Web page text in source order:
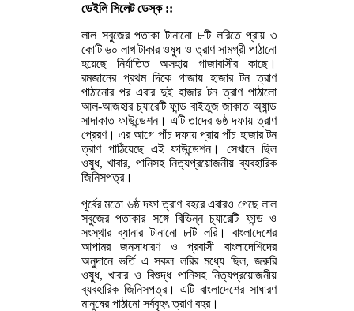
ডেইলি সিলেট ডেস্ক ::
লাল সবুজের পতাকা টানানো ৮টি লরিতে প্রায় ৩
কোটি ৬০ লাখ টাকার ওষুধ ও ত্রাণ সামগ্রী পাঠানো
হয়েছে নির্যাতিত অসহায় গাজাবাসীর কাছে।
রমজানের প্রথম দিকে গাজায় হাজার টন ত্রাণ
পাঠানোর পর এবার দুই হাজার টন ত্রাণ পাঠালো
আল-আজহার চ্যারেটি ফান্ড বাইতুজ জাকাত অ্যান্ড
সাদাকাত ফাউন্ডেশন। এটি তাদের ৬ষ্ঠ দফায় ত্রাণ
প্রেরণ। এর আগে পাঁচ দফায় প্রায় পাঁচ হাজার টন
ত্রাণ পাঠিয়েছে এই ফাউন্ডেশন। সেখানে ছিল
ওষুধ, খাবার, পানিসহ নিত্যপ্রয়োজনীয় ব্যবহারিক
জিনিসপত্র।
পূর্বের মতো ৬ষ্ঠ দফা ত্রাণ বহরে এবারও গেছে লাল
সবুজের পতাকার সঙ্গে বিভিন্ন চ্যারেটি ফান্ড ও
সংস্থার ব্যানার টানানো ৮টি লরি। বাংলাদেশের
আপামর জনসাধারণ ও প্রবাসী বাংলাদেশিদের
অনুদানে ভর্তি এ সকল লরির মধ্যে ছিল, জরুরি
ওষুধ, খাবার ও বিশুদ্ধ পানিসহ নিত্যপ্রয়োজনীয়
ব্যবহারিক জিনিসপত্র। এটি বাংলাদেশের সাধারণ
মানুষের পাঠানো সর্ববৃহৎ ত্রাণ বহর।